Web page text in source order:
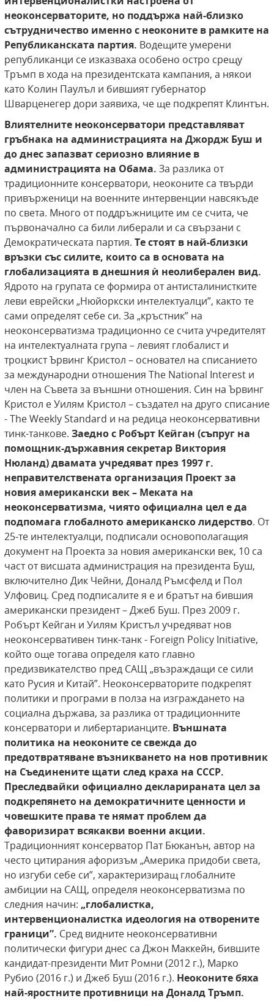
неоконсерваторите, но поддържа най-близко
сътрудничество именно с неоконите в рамките на
Републиканската партия. Водещите умерени
републиканци се изказваха особено остро срещу
Тръмп в хода на президентската кампания, а някои
като Колин Паулъл и бившият губернатор
Шварценегер дори заявиха, че ще подкрепят Клинтън.
Влиятелните неоконсерватори представляват
гръбнака на администрацията на Джордж Буш и
до днес запазват сериозно влияние в
администрацията на Обама. За разлика от
традиционните консерватори, неоконите са твърди
привърженици на военните интервенции навсякъде
по света. Много от поддръжниците им се счита, че
първоначално са били либерали и са свързани с
Демократическата партия. Те стоят в най-близки
връзки със силите, които са в основата на
глобализацията в днешния ѝ неолиберален вид.
Ядрото на групата се формира от антисталинистките
леви еврейски „Нюйоркски интелектуалци”, както те
сами определят себе си. За „кръстник” на
неоконсерватизма традиционно се счита учредителят
на интелектуалната група – левият глобалист и
троцкист Ървинг Кристол – основател на списанието
за международни отношения The National Interest и
член на Съвета за външни отношения. Син на Ървинг
Кристол е Уилям Кристол – създател на друго списание
- The Weekly Standard и на редица неоконсервативни
тинк-танкове. Заедно с Робърт Кейган (съпруг на
помощник-държавния секретар Виктория
Нюланд) двамата учредяват през 1997 г.
неправителствената организация Проект за
новия американски век – Меката на
неоконсерватизма, чиято официална цел е да
подпомага глобалното американско лидерство. От
25-те интелектуалци, подписали основополагащия
документ на Проекта за новия американски век, 10 са
част от висшата администрация на президента Буш,
включително Дик Чейни, Доналд Ръмсфелд и Пол
Улфовиц. Сред подписалите я е и братът на бившия
американски президент – Джеб Буш. През 2009 г.
Робърт Кейган и Уилям Кристъл учредяват нов
неоконсервативен тинк-танк - Foreign Policy Initiative,
който още тогава определя като главно
предизвикателство пред САЩ „възраждащи се сили
като Русия и Китай”. Неоконсерваторите подкрепят
политики и програми в полза на изграждането на
социална държава, за разлика от традиционните
консерватори и либертарианците. Външната
политика на неоконите се свежда до
предотвратяване възникването на нов противник
на Съединените щати след краха на СССР.
Преследвайки официално декларираната цел за
подкрепянето на демократичните ценности и
човешките права те нямат проблем да
фаворизират всякакви военни акции.
Традиционният консерватор Пат Бюканън, автор на
често цитирания афоризъм „Америка придоби света,
но изгуби себе си”, характеризиращ глобалните
амбиции на САЩ, определя неоконсерватизма по
следния начин: „глобалистка,
интервенционалистка идеология на отворените
граници”. Сред видните неоконсервативни
политически фигури днес са Джон Маккейн, бившите
кандидат-президенти Мит Ромни (2012 г.), Марко
Рубио (2016 г.) и Джеб Буш (2016 г.). Неоконите бяха
най-яростните противници на Доналд Тръмп.